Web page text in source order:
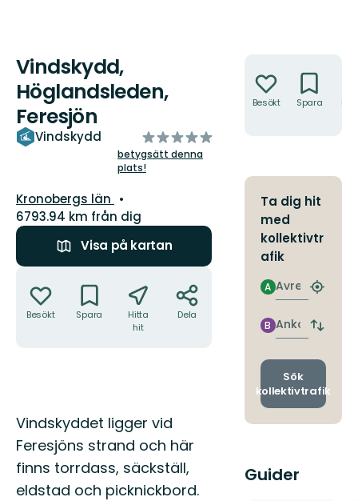
Vindskydd,
Höglandsleden,
Feresjön
Vindskydd
av
5
stjärnor
betygsätt denna
plats!
Län:
Kronobergs län
6793.94 km från dig
Visa på kartan
Besökt Spara
Hitta
hit
Dela
Beskrivning
Vindskyddet ligger vid
Feresjöns strand och här
finns torrdass, säckställ,
eldstad och picknickbord.
Besökt Spara
Ta dig hit
med
kollektivtr
afik
Avresa
A
Hitta
Ankomst
B
Byt
och
Sök
kollektivtrafik
Guider